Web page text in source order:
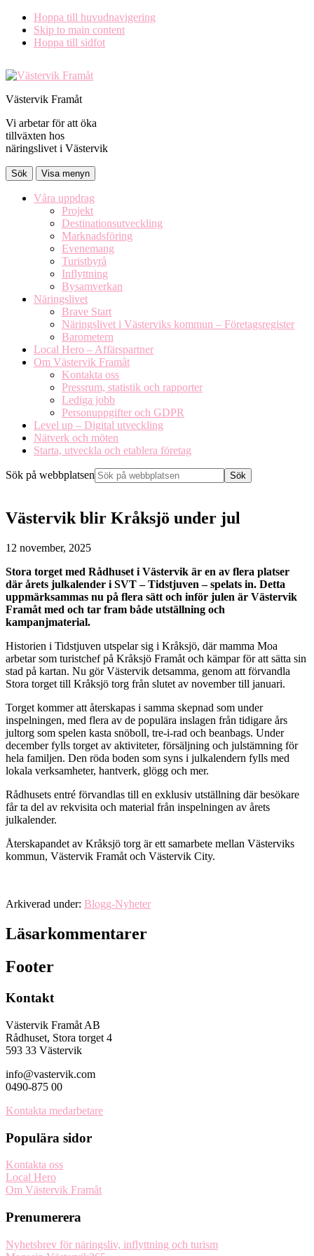
Hoppa till huvudnavigering
Skip to main content
Hoppa till sidfot
Västervik Framåt
Vi arbetar för att öka
tillväxten hos
näringslivet i Västervik
Sök Visa menyn
Våra uppdrag
Projekt
Destinationsutveckling
Marknadsföring
Evenemang
Turistbyrå
Inflyttning
Bysamverkan
Näringslivet
Brave Start
Näringslivet i Västerviks kommun – Företagsregister
Barometern
Local Hero – Affärspartner
Om Västervik Framåt
Kontakta oss
Pressrum, statistik och rapporter
Lediga jobb
Personuppgifter och GDPR
Level up – Digital utveckling
Nätverk och möten
Starta, utveckla och etablera företag
Sök på webbplatsen
Västervik blir Kråksjö under jul
12 november, 2025
Stora torget med Rådhuset i Västervik är en av flera platser
där årets julkalender i SVT – Tidstjuven – spelats in. Detta
uppmärksammas nu på flera sätt och inför julen är Västervik
Framåt med och tar fram både utställning och
kampanjmaterial.
Historien i Tidstjuven utspelar sig i Kråksjö, där mamma Moa
arbetar som turistchef på Kråksjö Framåt och kämpar för att sätta sin
stad på kartan. Nu gör Västervik detsamma, genom att förvandla
Stora torget till Kråksjö torg från slutet av november till januari.
Torget kommer att återskapas i samma skepnad som under
inspelningen, med flera av de populära inslagen från tidigare års
jultorg som spelen kasta snöboll, tre-i-rad och beanbags. Under
december fylls torget av aktiviteter, försäljning och julstämning för
hela familjen. Den röda boden som syns i julkalendern fylls med
lokala verksamheter, hantverk, glögg och mer.
Rådhusets entré förvandlas till en exklusiv utställning där besökare
får ta del av rekvisita och material från inspelningen av årets
julkalender.
Återskapandet av Kråksjö torg är ett samarbete mellan Västerviks
kommun, Västervik Framåt och Västervik City.
Arkiverad under: Blogg-Nyheter
Läsarkommentarer
Footer
Kontakt
Västervik Framåt AB
Rådhuset, Stora torget 4
593 33 Västervik
info@vastervik.com
0490-875 00
Kontakta medarbetare
Populära sidor
Kontakta oss
Local Hero
Om Västervik Framåt
Prenumerera
Nyhetsbrev för näringsliv, inflyttning och turism